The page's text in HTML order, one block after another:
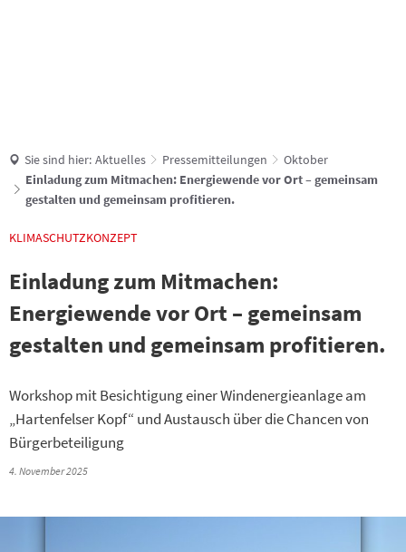
Sie sind hier: Aktuelles Pressemitteilungen
Oktober
Einladung zum Mitmachen: Energiewende vor Ort – gemeinsam
gestalten und gemeinsam profitieren.
KLIMASCHUTZKONZEPT
Einladung zum Mitmachen:
Energiewende vor Ort – gemeinsam
gestalten und gemeinsam profitieren.
Workshop mit Besichtigung einer Windenergieanlage am
„Hartenfelser Kopf“ und Austausch über die Chancen von
Bürgerbeteiligung
4. November 2025